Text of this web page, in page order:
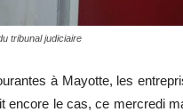
tribunal judiciaire
à Mayotte, les
encore le cas, ce mercredi